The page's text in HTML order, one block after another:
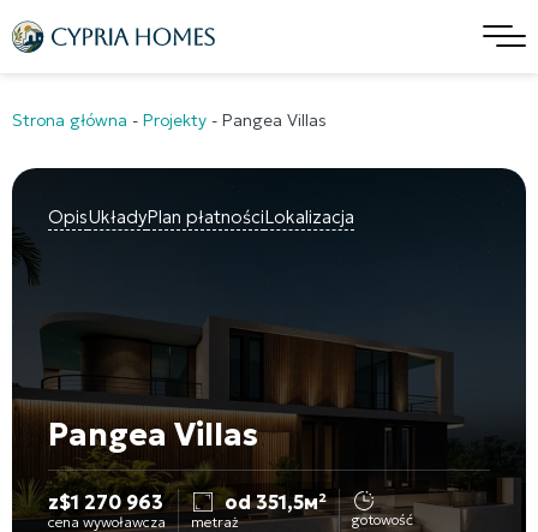
Strona główna - Projekty - Pangea Villas
OpisUkładyPlan płatnościLokalizacja
Pangea Villas
z$1 270 963
cena wywoławcza
od 351,5м²
metraż gotowość